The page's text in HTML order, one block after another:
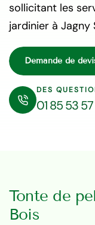
sollicitant les
jardinier à Jagny
Demande de
DES
01 85 53 57
Tonte de
Bois